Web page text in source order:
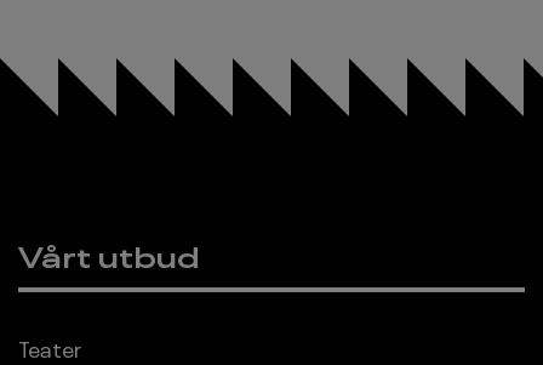
Sidfot
Vårt utbud
Teater